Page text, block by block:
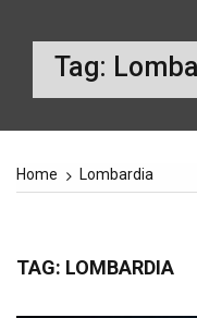
Tag:
Home Lombardia
TAG: LOMBARDIA